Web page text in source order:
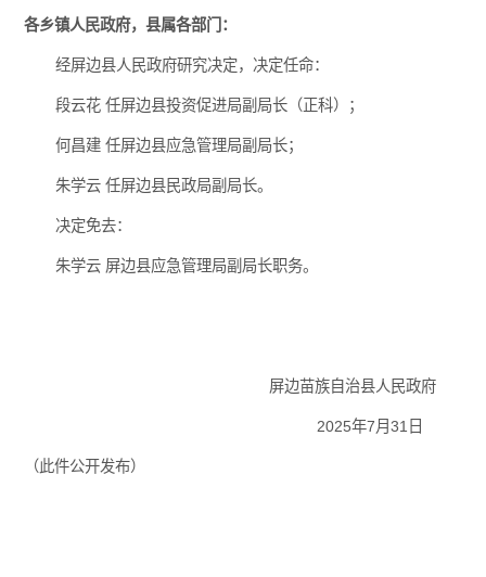
各乡镇人民政府，县属各部门：
经屏边县人民政府研究决定，决定任命：
段云花 任屏边县投资促进局副局长（正科）；
何昌建 任屏边县应急管理局副局长；
朱学云 任屏边县民政局副局长。
决定免去：
朱学云 屏边县应急管理局副局长职务。
屏边苗族自治县人民政府
2025年7月31日
（此件公开发布）